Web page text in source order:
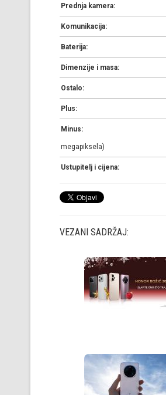
Prednja kamera:
Komunikacija:
Baterija:
Dimenzije i masa:
Ostalo:
Plus:
Minus:
megapiksela)
Ustupitelj i cijena:
VEZANI SADRŽAJ: